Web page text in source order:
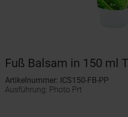
Fuß Balsam in 150 ml
Artikelnummer: ICS150-FB-PP
Ausführung: Photo Prt